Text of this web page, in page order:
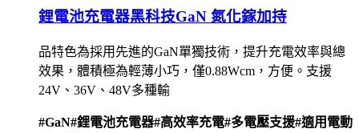
鋰電池充電器黑科技GaN 氮化鎵加持
品特色為採用先進的GaN單獨技術，提升充電效率與總
效果，體積極為輕薄小巧，僅0.88Wcm，方便。支援
24V、36V、48V多種輸
#GaN#鋰電池充電器#高效率充電#多電壓支援#適用電動